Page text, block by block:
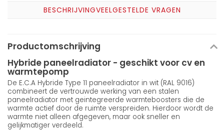
BESCHRIJVINGVEELGESTELDE VRAGEN
Productomschrijving
Hybride paneelradiator - geschikt voor cv en
warmtepomp
De E.C.A Hybride Type 11 paneelradiator in wit (RAL 9016)
combineert de vertrouwde werking van een stalen
paneelradiator met geintegreerde warmteboosters die de
warmte actief door de ruimte verspreiden. Hierdoor wordt de
warmte niet alleen afgegeven, maar ook sneller en
gelijkmatiger verdeeld.